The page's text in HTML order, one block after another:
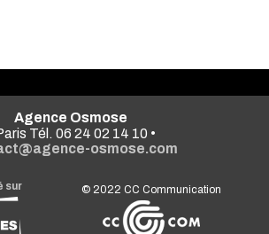
Agence Osmose
Tél. 06 24 02 14 10 •
osmose.com
sur © 2022CC Communication